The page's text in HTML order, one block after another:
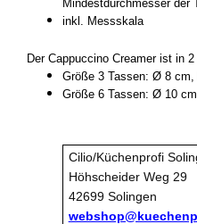
Mindestdurchmesser der
inkl. Messskala
Der Cappuccino Creamer ist in
Größe 3 Tassen: Ø 8 cm,
Größe 6 Tassen: Ø 10
Cilio/Küchenprofi
Höhscheider Weg 29
42699 Solingen